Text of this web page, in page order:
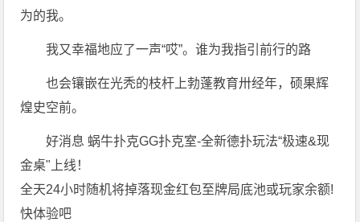
为的我。
我又幸福地应了一声“哎”。谁为我指引前行的路
也会镶嵌在光秃的枝杆上勃蓬教育卅经年，硕果辉
煌史空前。
好消息 蜗牛扑克GG扑克室-全新德扑玩法“极速&现
金桌"上线！
全天24小时随机将掉落现金红包至牌局底池或玩家余额!
快体验吧